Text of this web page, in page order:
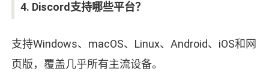
4. Discord支持哪些平台？
支持Windows、macOS、Linux、Android、iOS和网
页版，覆盖几乎所有主流设备。